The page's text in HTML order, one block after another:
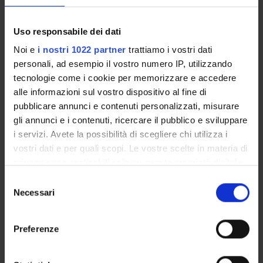
Uso responsabile dei dati
Noi e i nostri 1022 partner trattiamo i vostri dati
personali, ad esempio il vostro numero IP, utilizzando
tecnologie come i cookie per memorizzare e accedere
alle informazioni sul vostro dispositivo al fine di
pubblicare annunci e contenuti personalizzati, misurare
gli annunci e i contenuti, ricercare il pubblico e sviluppare
i servizi. Avete la possibilità di scegliere chi utilizza i
vostri dati e per quali scopi. Le vostre scelte in materia di
modificare o revocare il proprio consenso in qualsiasi
momento dalla Dichiarazione sui cookie o facendo clic
delNecessari
Preferenze
Course news
Seminars related to the course
Overview
Enrolment Procedures and Admission Requirements
Degree Programme
Courses
Notices
Governing bodies